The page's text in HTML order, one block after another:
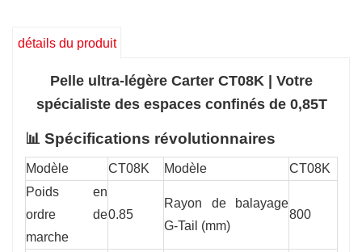
✅ Angle de rotation double de 55° – maître de
détails du produit
Pelle ultra-légère Carter CT08K | Votre
spécialiste des espaces confinés de 0,85T
📊 Spécifications révolutionnaires
Modèle CT08K Modèle
CT08K
Poids en
ordre de
marche
0.85
Rayon de balayage
G-Tail (mm)
800